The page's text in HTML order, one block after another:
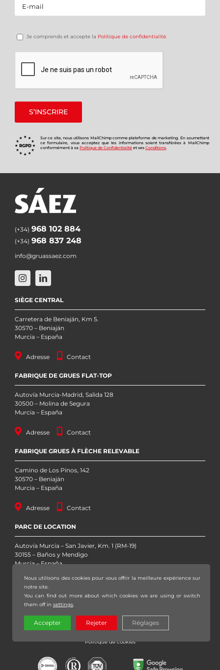
Je comprends et accepte la Politique de confidentialité.
Sur ce site, nous utilisons MailChimp comme plateforme de marketing. En soumettant
ce formulaire, vous acceptez que les informations soient transférées à MailChimp
conformément à sa Politique de Confidentialitéet ses Conditions.
(+34) 968 102 884
(+34) 968 837 248
info@gruassaez.com
SIÈGE CENTRAL
Carretera de Beniaján, Km 5.
30570 – Beniaján
Murcia – España
Adresse Contact
FABRIQUE DE GRUES FLAT-TOP
Autovía Murcia-Madrid, Salida 128
30500 – Molina de Segura
Murcia – España
Adresse Contact
FABRIQUE GRUES À FLÈCHE RELEVABLE
Camino de Los Pinos, 142
30570 – Beniaján
Murcia – España
Adresse Contact
PARC DE LOCATION
Autovía Murcia – San Javier, Km. 1 (RM-19)
30155 – Baños y Mendigo
Murcia – España
Adresse
Copyright 2020 – 2026 Grúas Sáez, S.L. – Tous les droits réservés |
légales|Politique de confidentialité|Politique de protection de données
Politique de cookies
Nous utilisons des cookies pour vous offrir la meilleure expérience sur
notre site.
You can find out more about which cookies we are using or switch
them off in settings.
Accepter Rejeter Réglages